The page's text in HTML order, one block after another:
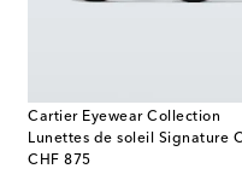
Cartier Eyewear Collection
CHF 875
original price